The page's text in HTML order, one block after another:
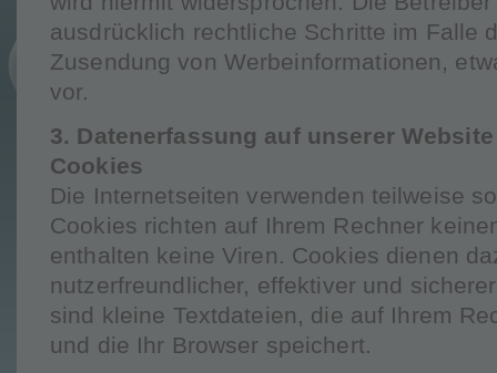
ausdrücklich rechtliche Schritte im Falle
Zusendung von Werbeinformationen,
vor.
3. Datenerfassung auf unserer Website
Cookies
Die Internetseiten verwenden teilweise
Cookies richten auf Ihrem Rechner
enthalten keine Viren. Cookies dienen
nutzerfreundlicher, effektiver und
sind kleine Textdateien, die auf Ihrem
und die Ihr Browser speichert.